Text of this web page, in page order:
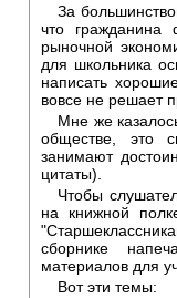
За
что гражданина
рыночной
для школьника
написать
вовсе не решает
Мне же
обществе, это
занимают
цитаты).
Чтобы
на книжной
сборнике
материалов для
Вот эти темы: